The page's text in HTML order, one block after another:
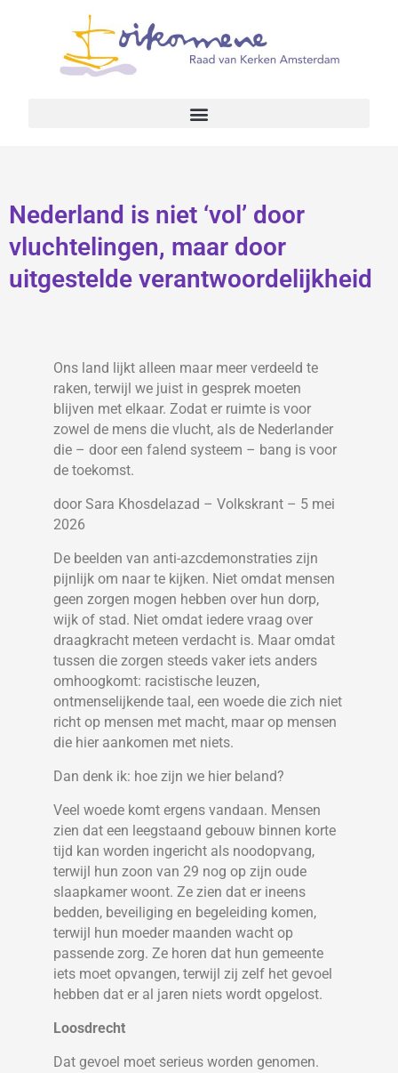
Nederland is niet ‘vol’ door
vluchtelingen, maar door
uitgestelde verantwoordelijkheid
Ons land lijkt alleen maar meer verdeeld te
raken, terwijl we juist in gesprek moeten
blijven met elkaar. Zodat er ruimte is voor
zowel de mens die vlucht, als de Nederlander
die – door een falend systeem – bang is voor
de toekomst.
door Sara Khosdelazad – Volkskrant – 5 mei
2026
De beelden van anti-azcdemonstraties zijn
pijnlijk om naar te kijken. Niet omdat mensen
geen zorgen mogen hebben over hun dorp,
wijk of stad. Niet omdat iedere vraag over
draagkracht meteen verdacht is. Maar omdat
tussen die zorgen steeds vaker iets anders
omhoogkomt: racistische leuzen,
ontmenselijkende taal, een woede die zich niet
richt op mensen met macht, maar op mensen
die hier aankomen met niets.
Dan denk ik: hoe zijn we hier beland?
Veel woede komt ergens vandaan. Mensen
zien dat een leegstaand gebouw binnen korte
tijd kan worden ingericht als noodopvang,
terwijl hun zoon van 29 nog op zijn oude
slaapkamer woont. Ze zien dat er ineens
bedden, beveiliging en begeleiding komen,
terwijl hun moeder maanden wacht op
passende zorg. Ze horen dat hun gemeente
iets moet opvangen, terwijl zij zelf het gevoel
hebben dat er al jaren niets wordt opgelost.
Loosdrecht
Dat gevoel moet serieus worden genomen.